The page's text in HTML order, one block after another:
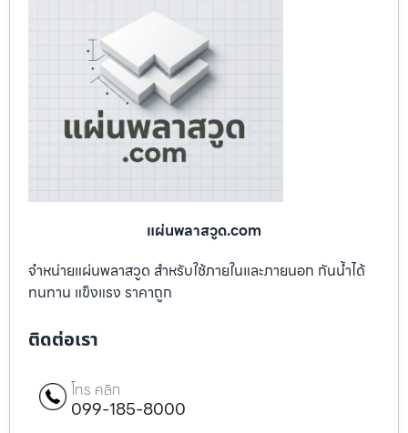
แผ่นพลาสวูด.com
จำหน่ายแผ่นพลาสวูด สำหรับใช้ภายในและภายนอก กันน้ำได้
ทนทาน แข็งแรง ราคาถูก
ติดต่อเรา
โทร คลิก
099-185-8000